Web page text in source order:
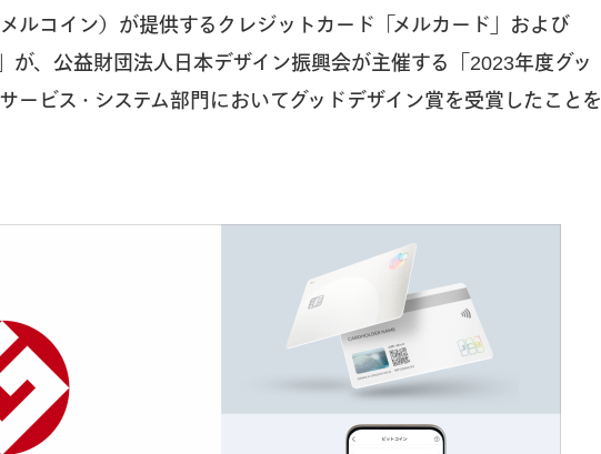
ルコイン）が提供するクレジットカード「メルカード」および
が、公益財団法人日本デザイン振興会が主催する「2023年度グッ
ービス・システム部門においてグッドデザイン賞を受賞したことを